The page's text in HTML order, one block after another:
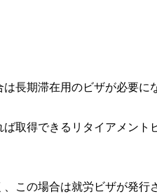
長期滞在用のビザが必要に
取得できるリタイアメン
この場合は就労ビザが発行